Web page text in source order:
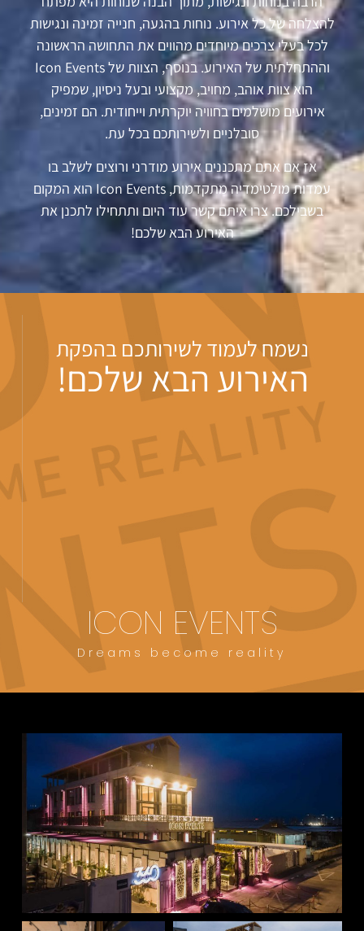
להצלחה של כל אירוע. נוחות בהגעה, חנייה זמינה ונגישות
לכל בעלי צרכים מיוחדים מהווים את התחושה הראשונה
וההתחלתית של האירוע. בנוסף, הצוות של Icon Events
הוא צוות אוהב, מחויב, מקצועי ובעל ניסיון, שמפיק
אירועים מושלמים בחוויה יוקרתית וייחודית. הם זמינים,
סובלניים ולשירותכם בכל עת.
אז אם אתם מתכננים אירוע מודרני ורוצים לשלב בו
עמדות מולטימדיה מתקדמות, Icon Events הוא המקום
בשבילכם. צרו איתם קשר עוד היום ותתחילו לתכנן את
האירוע הבא שלכם!
נשמח לעמוד לשירותכם בהפקת
האירוע הבא שלכם!
ICON EVENTS
Dreams become reality